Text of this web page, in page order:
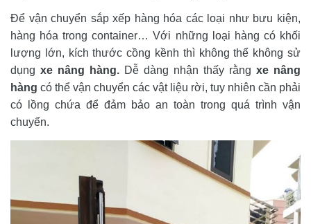
Để vận chuyển sắp xếp hàng hóa các loại như bưu kiện,
hàng hóa trong container… Với những loại hàng có khối
lượng lớn, kích thước cồng kềnh thì không thể không sử
dụng xe nâng hàng. Dễ dàng nhận thấy rằng xe nâng
hàng có thể vận chuyển các vật liệu rời, tuy nhiên cần phải
có lồng chứa để đảm bảo an toàn trong quá trình vận
chuyển.